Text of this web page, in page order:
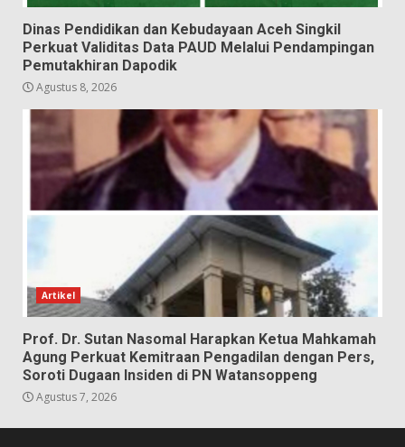
Dinas Pendidikan dan Kebudayaan Aceh Singkil
Perkuat Validitas Data PAUD Melalui Pendampingan
Pemutakhiran Dapodik
Agustus 8, 2026
Artikel
Prof. Dr. Sutan Nasomal Harapkan Ketua Mahkamah
Agung Perkuat Kemitraan Pengadilan dengan Pers,
Soroti Dugaan Insiden di PN Watansoppeng
Agustus 7, 2026